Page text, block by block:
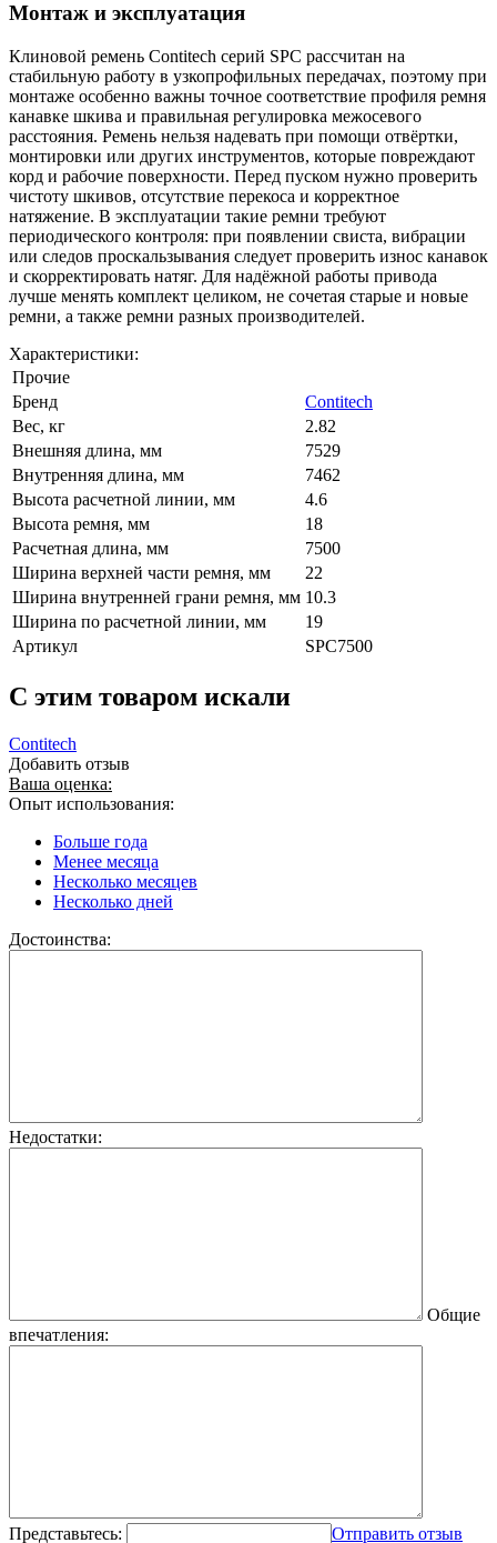
Монтаж и эксплуатация
Клиновой ремень Contitech серий SPC рассчитан на
стабильную работу в узкопрофильных передачах, поэтому при
монтаже особенно важны точное соответствие профиля ремня
канавке шкива и правильная регулировка межосевого
расстояния. Ремень нельзя надевать при помощи отвёртки,
монтировки или других инструментов, которые повреждают
корд и рабочие поверхности. Перед пуском нужно проверить
чистоту шкивов, отсутствие перекоса и корректное
натяжение. В эксплуатации такие ремни требуют
периодического контроля: при появлении свиста, вибрации
или следов проскальзывания следует проверить износ канавок
и скорректировать натяг. Для надёжной работы привода
лучше менять комплект целиком, не сочетая старые и новые
ремни, а также ремни разных производителей.
Характеристики:
Прочие
Бренд
Contitech
Вес, кг
2.82
Внешняя длина, мм
7529
Внутренняя длина, мм
7462
Высота расчетной линии, мм
4.6
Высота ремня, мм
18
Расчетная длина, мм
7500
Ширина верхней части ремня, мм
22
Ширина внутренней грани ремня, мм 10.3
Ширина по расчетной линии, мм
19
Артикул
SPC7500
C этим товаром искали
Contitech
Добавить отзыв
Ваша оценка:
Опыт использования:
Больше года
Менее месяца
Несколько месяцев
Несколько дней
Достоинства:
Недостатки:
Общие
впечатления:
Представьтесь: Отправить отзыв